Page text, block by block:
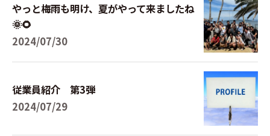
やっと梅雨も明け、夏がやって来ましたね
🌞🌻
2024/07/30
従業員紹介 第3弾
2024/07/29